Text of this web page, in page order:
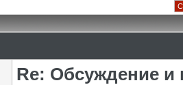
Re: Обсуждение